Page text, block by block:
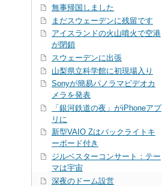
無事帰国しました
まだスウェーデンに残留です
アイスランドの火山噴火で空港
が閉鎖
スウェーデンに出張
山梨県立科学館に初現場入り
Sonyが簡易パノラマビデオカ
メラを発表
「銀河鉄道の夜」がiPhoneアプ
リに
新型VAIO Zはバックライトキ
ーボード付き
ジルベスターコンサート：テー
マは宇宙
深夜のドーム設営